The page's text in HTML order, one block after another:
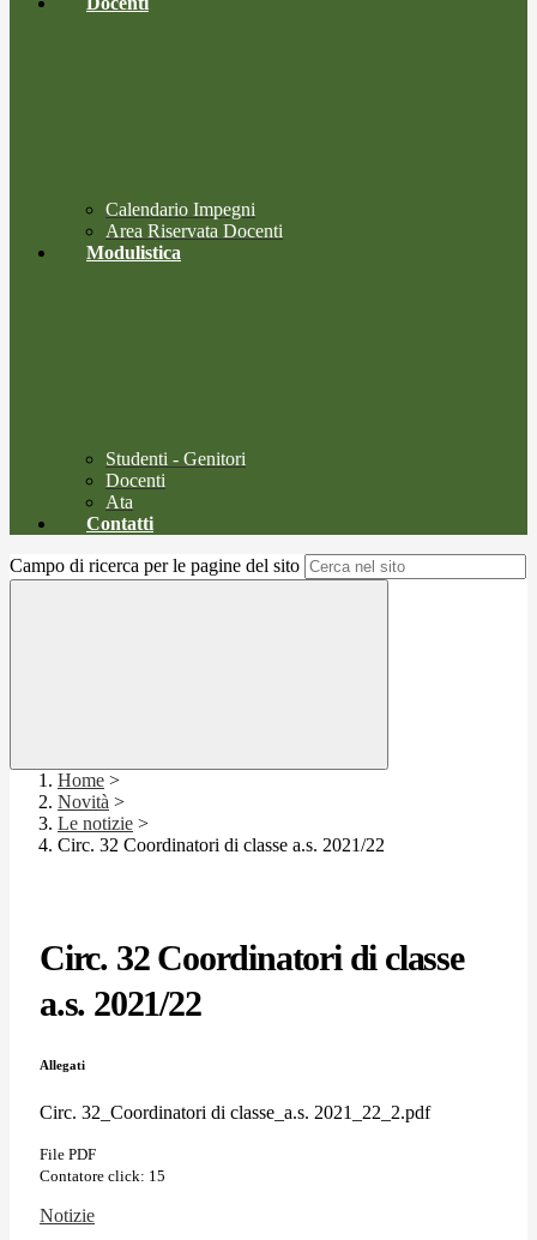
Calendario Impegni
Area Riservata Docenti
Modulistica
Studenti - Genitori
Docenti
Ata
Contatti
Campo di ricerca per le pagine del sito
Home >
Novità >
Le notizie >
Circ. 32 Coordinatori di classe a.s. 2021/22
Circ. 32 Coordinatori di classe
a.s. 2021/22
Allegati
Circ. 32_Coordinatori di classe_a.s. 2021_22_2.pdf
File PDF
Contatore click: 15
Notizie